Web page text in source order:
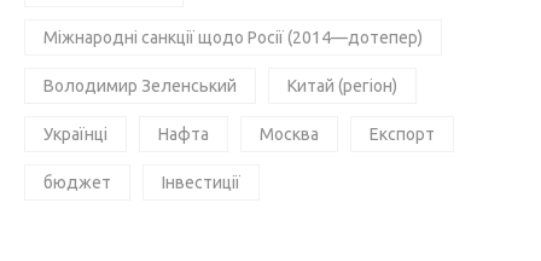
Міжнародні санкції щодо Росії (2014—дотепер)
Володимир Зеленський Китай (регіон)
Українці Нафта Москва Експорт
бюджет Інвестиції